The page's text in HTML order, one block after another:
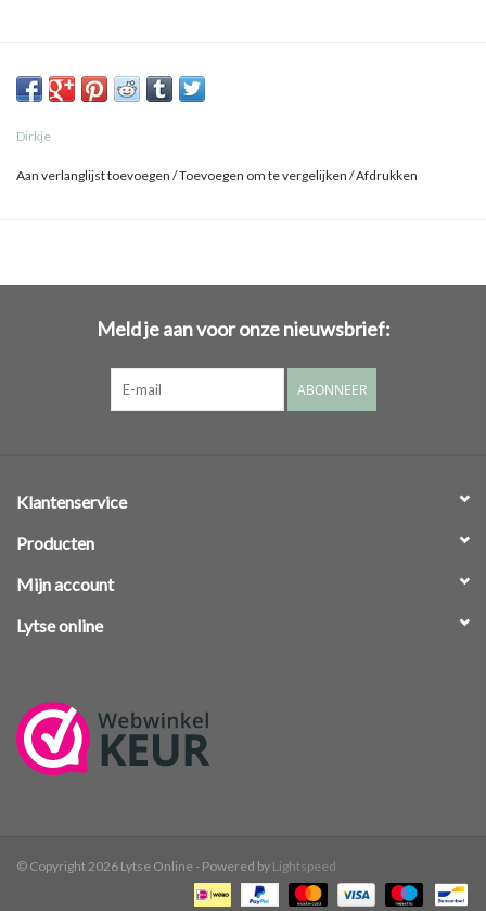
Dirkje
Aan verlanglijst toevoegen /Toevoegen om te vergelijken /Afdrukken
Meld je aan voor onze nieuwsbrief:
ABONNEER
Klantenservice
Producten
Mijn account
Lytse online
© Copyright 2026 Lytse Online - Powered by Lightspeed